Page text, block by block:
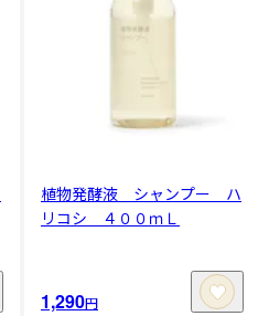
植物発酵液 シャンプー ハ
リコシ ４００ｍＬ
1,290円